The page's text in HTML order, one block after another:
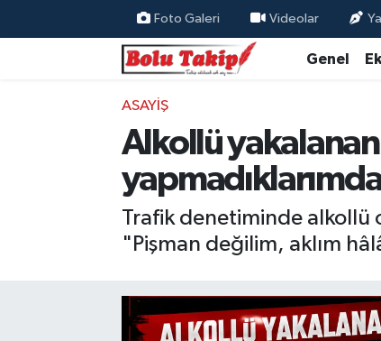
Foto Galeri Videolar
Genel
ASAYIŞ
Alkollü yakalanan
Trafik denetiminde alkollü
"Pişman değilim, aklım